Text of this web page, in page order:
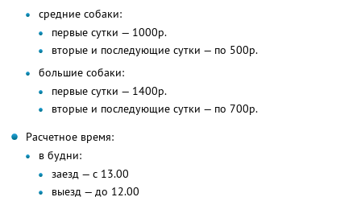
средние собаки:
первые сутки — 1000р.
вторые и последующие сутки — по 500р.
большие собаки:
первые сутки — 1400р.
вторые и последующие сутки — по 700р.
Расчетное время:
в будни:
заезд — с 13.00
выезд — до 12.00